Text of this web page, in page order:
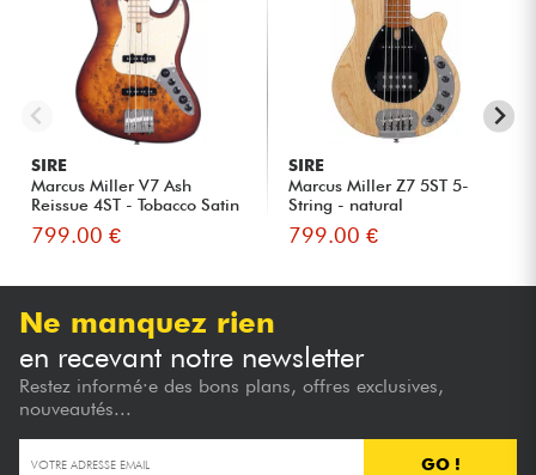
SIRE
Marcus Miller V7 Ash
Reissue 4ST - Tobacco Satin
799.00 €
SIRE
Marcus Miller Z7 5ST 5-
String - natural
799.00 €
Ne manquez rien
en recevant notre newsletter
Restez informé·e des bons plans, offres exclusives,
nouveautés...
GO !